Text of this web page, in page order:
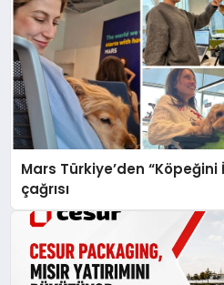
Mars Türkiye’den “Köpeğini
çağrısı